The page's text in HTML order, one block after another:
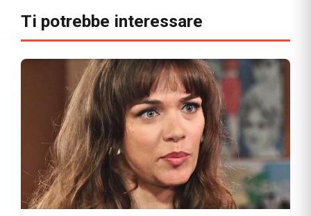
Ti potrebbe interessare